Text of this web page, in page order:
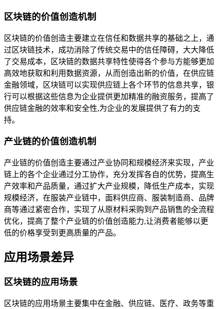
区块链的价值创造机制
区块链的价值创造主要建立在信任和数据共享的基础之上，通
过区块链技术，成功消除了传统交易中的信任障碍，大大降低
了交易成本，区块链的数据共享特性使得各个参与方能够更加
高效地获取和利用数据资源，从而创造出新的价值，在供应链
金融领域，区块链可以实现供应链上各个环节的信息共享，银
行可以根据这些信息为企业提供更加精准的融资服务，提高了
供应链金融的效率和安全性,为企业的发展提供了有力的支
持。
产业链的价值创造机制
产业链的价值创造主要通过产业协同和规模经济来实现，产业
链上的各个企业通过分工协作，充分发挥各自的优势，提高生
产效率和产品质量，通过扩大产业规模，降低生产成本，实现
规模经济，在服装产业链中，面料供应商、服装制造商、品牌
商等通过紧密合作，实现了从原材料采购到产品销售的全流程
优化，提高了整个产业链的价值创造能力,让消费者能够以更
低的价格享受到更高质量的产品。
应用场景差异
区块链的应用场景
区块链的应用场景主要集中在金融、供应链、医疗、政务等重